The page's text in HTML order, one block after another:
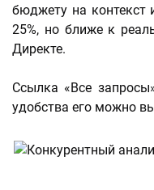
бюджету на контекст
25%, но ближе к
Директе.
Ссылка «Все
удобства его можно